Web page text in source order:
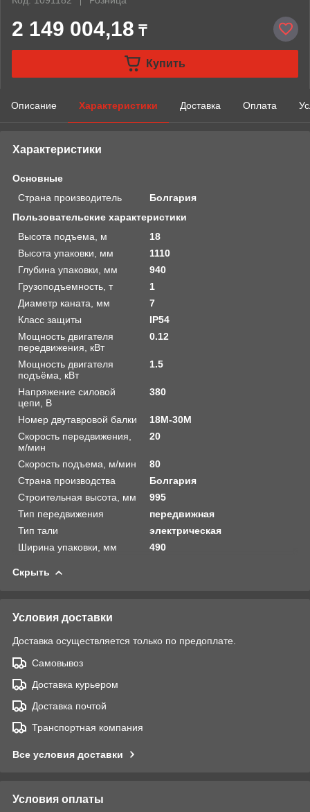
2 149 004,18 ₸
Купить
Описание Характеристики Доставка Оплата
Характеристики
Основные
Страна производитель
Болгария
Пользовательские характеристики
Высота подъема, м
18
Высота упаковки, мм
1110
Глубина упаковки, мм
940
Грузоподъемность, т
1
Диаметр каната, мм
7
Класс защиты
IP54
Мощность двигателя
передвижения, кВт
0.12
Мощность двигателя
подъёма, кВт
1.5
Напряжение силовой
цепи, В
380
Номер двутавровой балки
18М-30М
Скорость передвижения,
м/мин
20
Скорость подъема, м/мин
80
Страна производства
Болгария
Строительная высота, мм
995
Тип передвижения
передвижная
Тип тали
электрическая
Ширина упаковки, мм
490
Скрыть
Условия доставки
Доставка осуществляется только по предоплате.
Самовывоз
Доставка курьером
Доставка почтой
Транспортная компания
Все условия доставки
Условия оплаты